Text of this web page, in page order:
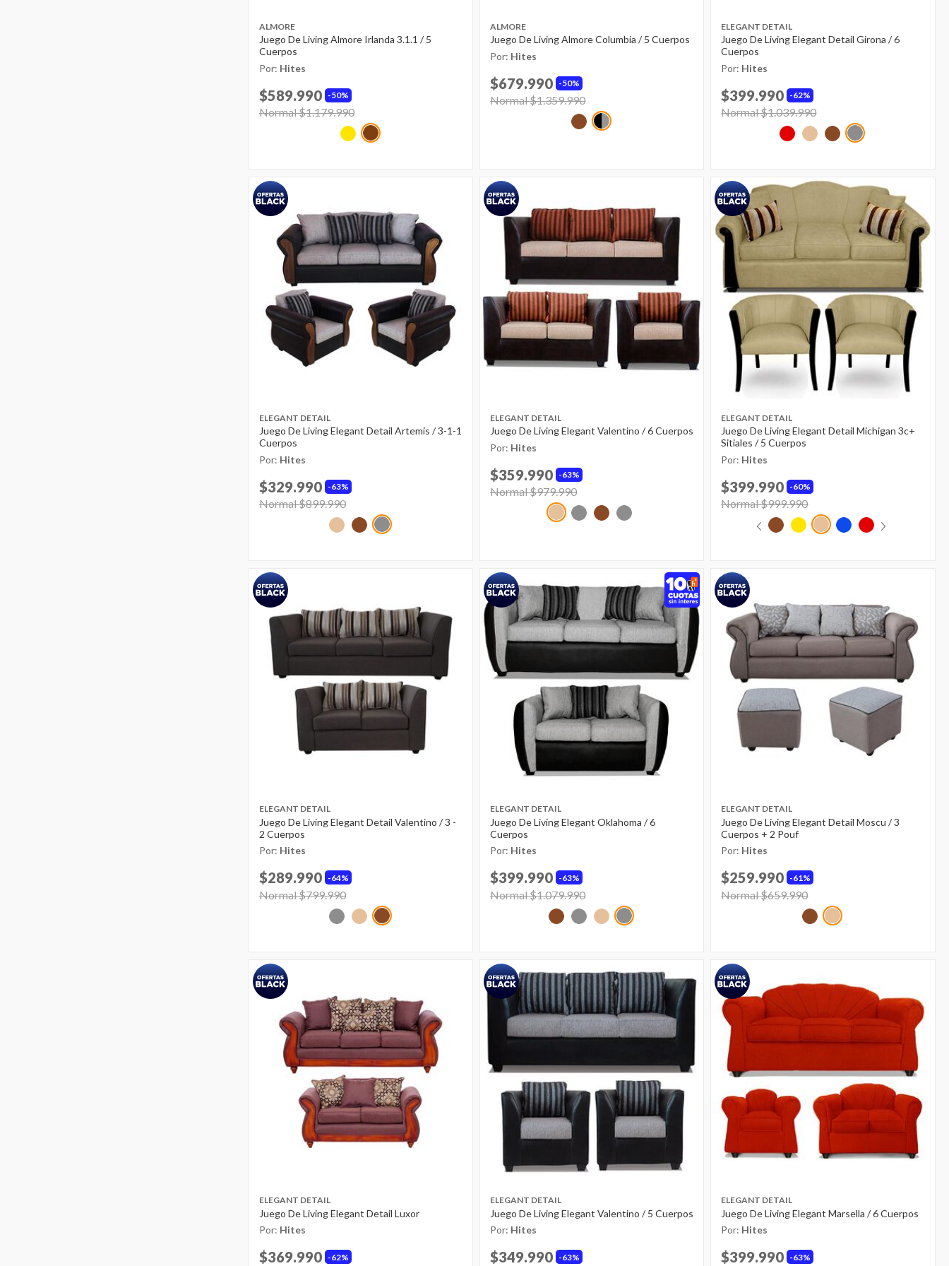
ALMORE
Juego De Living Almore Irlanda 3.1.1 / 5
Cuerpos
Por: Hites
50%
$589.990
Price reduced from
Normal $1.179.990
ALMORE
Juego De Living Almore Columbia / 5 Cuerpos
Por: Hites
50%
$679.990
Price reduced from
Normal $1.359.990to
ELEGANT DETAIL
Juego De Living Elegant Detail Girona / 6
Cuerpos
Por: Hites
62%
$399.990
Price reduced from
Normal $1.039.990to
ELEGANT DETAIL
Juego De Living Elegant Detail Artemis / 3-1-1
Cuerpos
Por: Hites
63%
$329.990
Price reduced from
Normal $899.990
ELEGANT DETAIL
Juego De Living Elegant Valentino / 6 Cuerpos
Por: Hites
63%
$359.990
Price reduced from
Normal $979.990to
ELEGANT DETAIL
Juego De Living Elegant Detail Michigan 3c+
Sitiales / 5 Cuerpos
Por: Hites
60%
$399.990
Price reduced from
Normal $999.990to
ELEGANT DETAIL
Juego De Living Elegant Detail Valentino / 3 -
2 Cuerpos
Por: Hites
64%
$289.990
Price reduced from
Normal $799.990
ELEGANT DETAIL
Juego De Living Elegant Oklahoma / 6
Cuerpos
Por: Hites
63%
$399.990
Price reduced from
Normal $1.079.990to
ELEGANT DETAIL
Juego De Living Elegant Detail Moscu / 3
Cuerpos + 2 Pouf
Por: Hites
61%
$259.990
Price reduced from
Normal $659.990to
ELEGANT DETAIL
Juego De Living Elegant Detail Luxor
Por: Hites
62%
$369.990
ELEGANT DETAIL
Juego De Living Elegant Valentino / 5 Cuerpos
Por: Hites
63%
$349.990
ELEGANT DETAIL
Juego De Living Elegant Marsella / 6 Cuerpos
Por: Hites
63%
$399.990